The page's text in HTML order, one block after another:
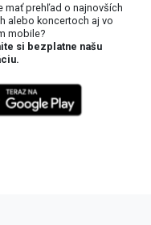
mať prehľad o najnovších
alebo koncertoch aj vo
mobile?
si bezplatne našu